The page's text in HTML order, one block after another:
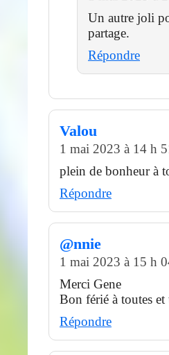
Un autre joli
partage.
Répondre
Valou
1 mai 2023 à 14 h
plein de bonheur à
Répondre
@nnie
1 mai 2023 à 15 h
Merci Gene
Bon férié à toutes et
Répondre